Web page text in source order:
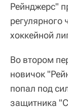
Рейнджерс"
регулярного
хоккейной
Во втором
новичок
попал под
защитника